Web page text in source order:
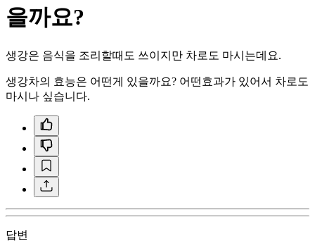
을까요?
생강은 음식을 조리할때도 쓰이지만 차로도 마시는데요.
생강차의 효능은 어떤게 있을까요? 어떤효과가 있어서 차로도
마시나 싶습니다.
답변